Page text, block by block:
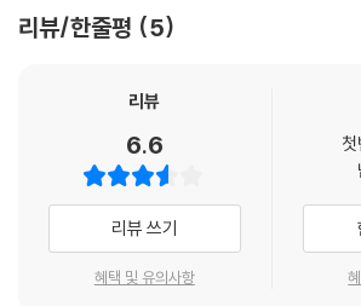
피난을 떠나, 파괴되고 황폐해진 도시를 가로지르
그러나 그들이 어디로 가든지 안전한 곳은 없고,
한 사람을 지켜내겠다는 레이의 확고한 의지만 존
리뷰/한줄평 5
리뷰
6.6
리뷰 쓰기
혜택 및 유의사항